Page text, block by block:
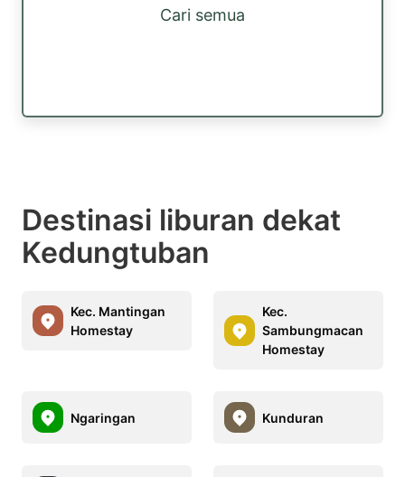
Cari semua
Destinasi liburan dekat
Kedungtuban
Kec. Mantingan
Homestay
Kec.
Sambungmacan
Homestay
Ngaringan Kunduran